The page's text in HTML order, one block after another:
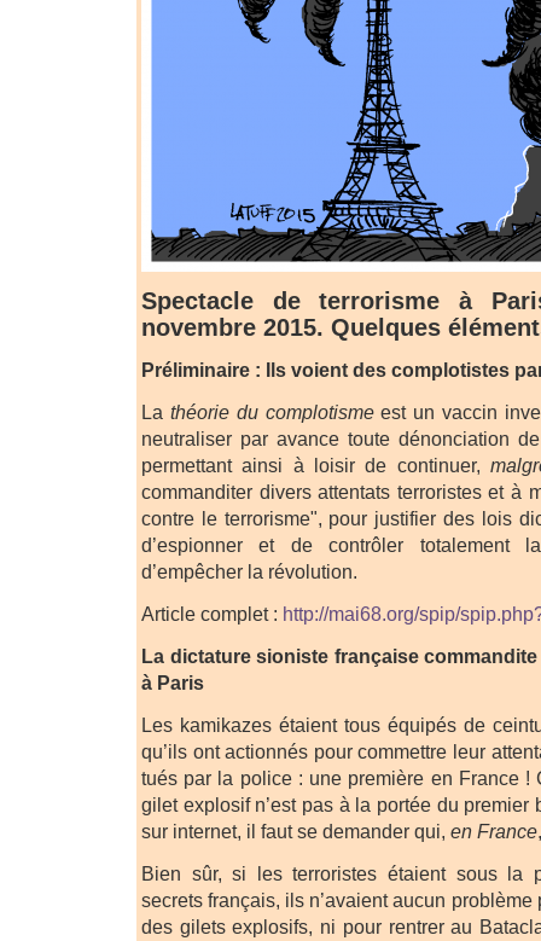
Spectacle de terrorisme à
novembre 2015. Quelques
Préliminaire : Ils voient des complotistes
La théorie du complotismeest un vaccin
neutraliser par avance toute dénonciation
permettant ainsi à loisir de continuer,
commanditer divers attentats terroristes et à
contre le terrorisme", pour justifier des lois
d’espionner et de contrôler totalement
d’empêcher la révolution.
Article complet : http://mai68.org/spip/
La dictature sioniste française
à Paris
Les kamikazes étaient tous équipés de
qu’ils ont actionnés pour commettre leur
tués par la police : une première en France !
gilet explosif n’est pas à la portée du premier
sur internet, il faut se demander qui, en France
Bien sûr, si les terroristes étaient sous la
secrets français, ils n’avaient aucun
des gilets explosifs, ni pour rentrer au